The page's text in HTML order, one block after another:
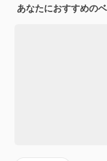
あなたにおすすめの